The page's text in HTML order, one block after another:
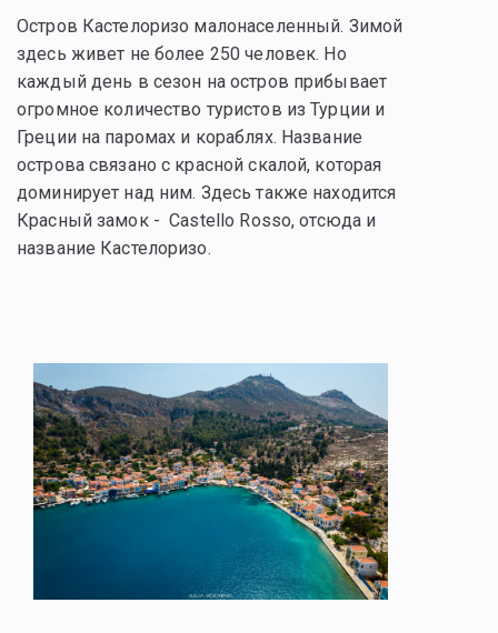
Остров Кастелоризо малонаселенный. Зимой
здесь живет не более 250 человек. Но
каждый день в сезон на остров прибывает
огромное количество туристов из Турции и
Греции на паромах и кораблях. Название
острова связано с красной скалой, которая
доминирует над ним. Здесь также находится
Красный замок - Castello Rosso, отсюда и
название Кастелоризо.